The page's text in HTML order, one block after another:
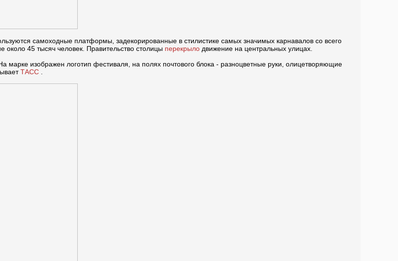
самоходные платформы, задекорированные в стилистике самых значимых карнавалов со всего
45 тысяч человек. Правительство столицы перекрыло движение на центральных улицах.
изображен логотип фестиваля, на полях почтового блока - разноцветные руки, олицетворяющие
ТАСС